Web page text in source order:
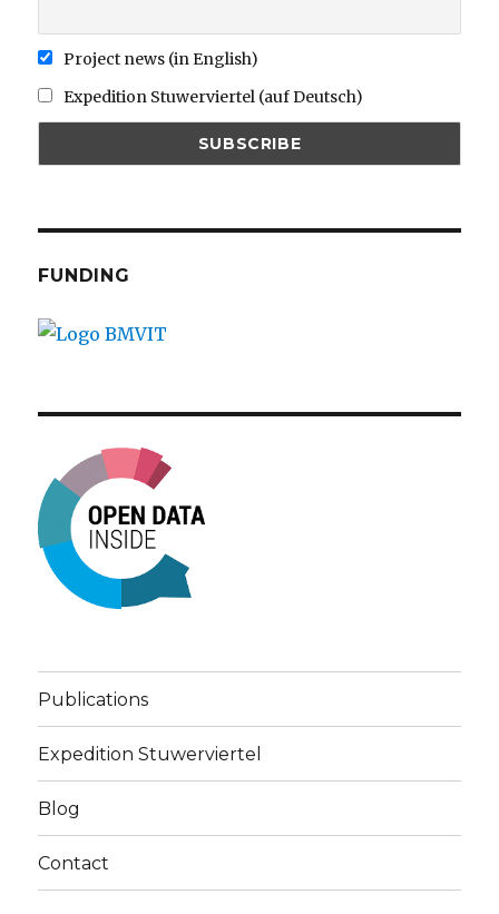
Project news (in English)
Expedition Stuwerviertel (auf Deutsch)
FUNDING
Publications
Expedition Stuwerviertel
Blog
Contact